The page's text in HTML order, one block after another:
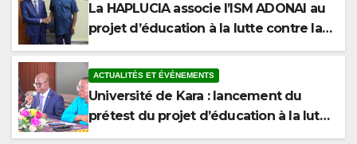
La HAPLUCIA associe l’ISM ADONAI au
projet d’éducation à la lutte contre la
corruption
ACTUALITÉS ET ÉVÉNEMENTS
Université de Kara : lancement du
prétest du projet d’éducation à la lutte
contre la corruption